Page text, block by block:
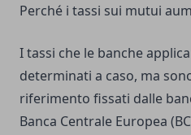
Perché i tassi sui mutui
I tassi che le banche
determinati a caso, ma
riferimento fissati dalle
Banca Centrale Europea